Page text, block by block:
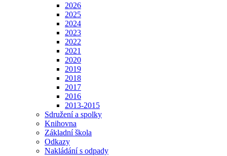
2026
2025
2024
2023
2022
2021
2020
2019
2018
2017
2016
2013-2015
Sdružení a spolky
Knihovna
Základní škola
Odkazy
Nakládání s odpady